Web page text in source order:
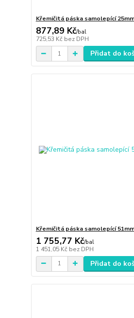
Křemičitá páska samolepící
877,89 Kč/bal
725,53 Kč bez DPH
Přidat do
Křemičitá páska samolepící
1 755,77 Kč/bal
1 451,05 Kč bez DPH
Přidat do